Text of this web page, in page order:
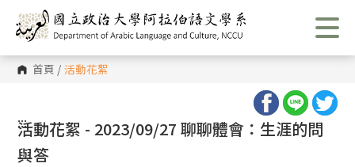
跳
到
主
內
容 首頁 / 活動花絮
:::
活動花絮 - 2023/09/27 聊聊體會：生涯的問
與答